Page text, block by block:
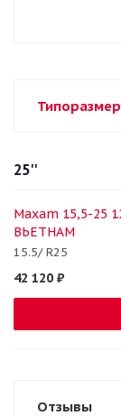
25''
Maxam 15,5-25
ВЬЕТНАМ
15.5/ R25
42 120 ₽
Отзывы